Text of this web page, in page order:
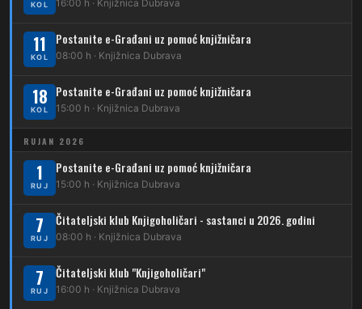
209
210 Dubrava – Stud. grad – Klin
213
214 Koledinečka – Resnički gaj
223 Dubrava – Trnovčica – Dubec
230 Dubrava – Granešinski Novaki
232 Dubrava – Jazbina
269
DUBEC
34 Dubec – Ljubljanica – Noćna linija
Karta tramvajskih linija
KOL 16:00 h · Knjižnica Dubrava
11
KOL
Postanite e-Građani uz pomoć knjižničara
08:00 h · Knjižnica Dubrava
18
KOL
Postanite e-Građani uz pomoć knjižničara
15:00 h · Knjižnica Dubrava
RUJAN 2026
1
RUJ
Postanite e-Građani uz pomoć knjižničara
15:00 h · Knjižnica Dubrava
7
RUJ
Čitateljski klub Knjigoholičari - sastanci u 2026. godini
08:00 h · Knjižnica Dubrava
7
RUJ
Čitateljski klub "Knjigoholičari"
16:00 h · Knjižnica Dubrava